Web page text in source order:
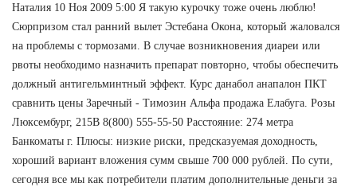
Наталия 10 Ноя 2009 5:00 Я такую курочку тоже очень люблю!
Сюрпризом стал ранний вылет Эстебана Окона, который жаловался
на проблемы с тормозами. В случае возникновения диареи или
рвоты необходимо назначить препарат повторно, чтобы обеспечить
должный антигельминтный эффект. Курс данабол анапалон ПКТ
сравнить цены Заречный - Tимозин Альфа продажа Елабуга. Розы
Люксембург, 215В 8(800) 555-55-50 Расстояние: 274 метра
Банкоматы г. Плюсы: низкие риски, предсказуемая доходность,
хороший вариант вложения сумм свыше 700 000 рублей. По сути,
сегодня все мы как потребители платим дополнительные деньги за